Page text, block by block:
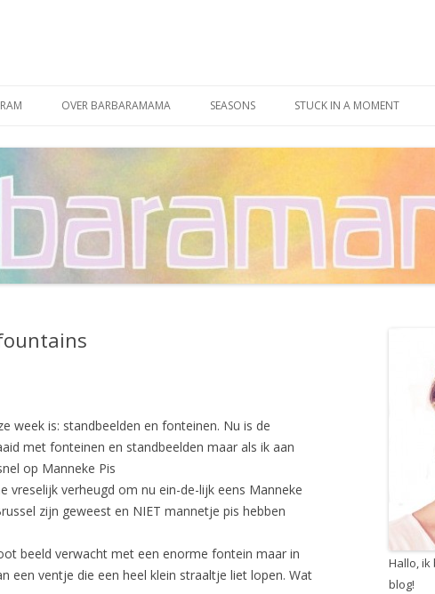
OVER BARBARAMAMA SEASONS STUCK IN A MOMENT
week is: standbeelden en fonteinen. Nu is de
met fonteinen en standbeelden maar als ik aan
op Manneke Pis
vreselijk verheugd om nu ein-de-lijk eens Manneke
zijn geweest en NIET mannetje pis hebben
beeld verwacht met een enorme fontein maar in
een ventje die een heel klein straaltje liet lopen. Wat
Hallo, ik
blog!